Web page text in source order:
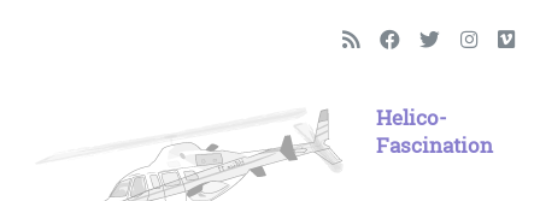
Helico-
Fascination